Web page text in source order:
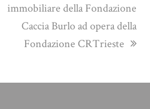
immobiliare della Fondazione
Caccia Burlo ad opera della
Fondazione CRTrieste